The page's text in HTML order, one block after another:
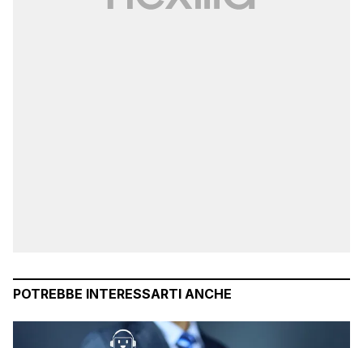
POTREBBE INTERESSARTI ANCHE